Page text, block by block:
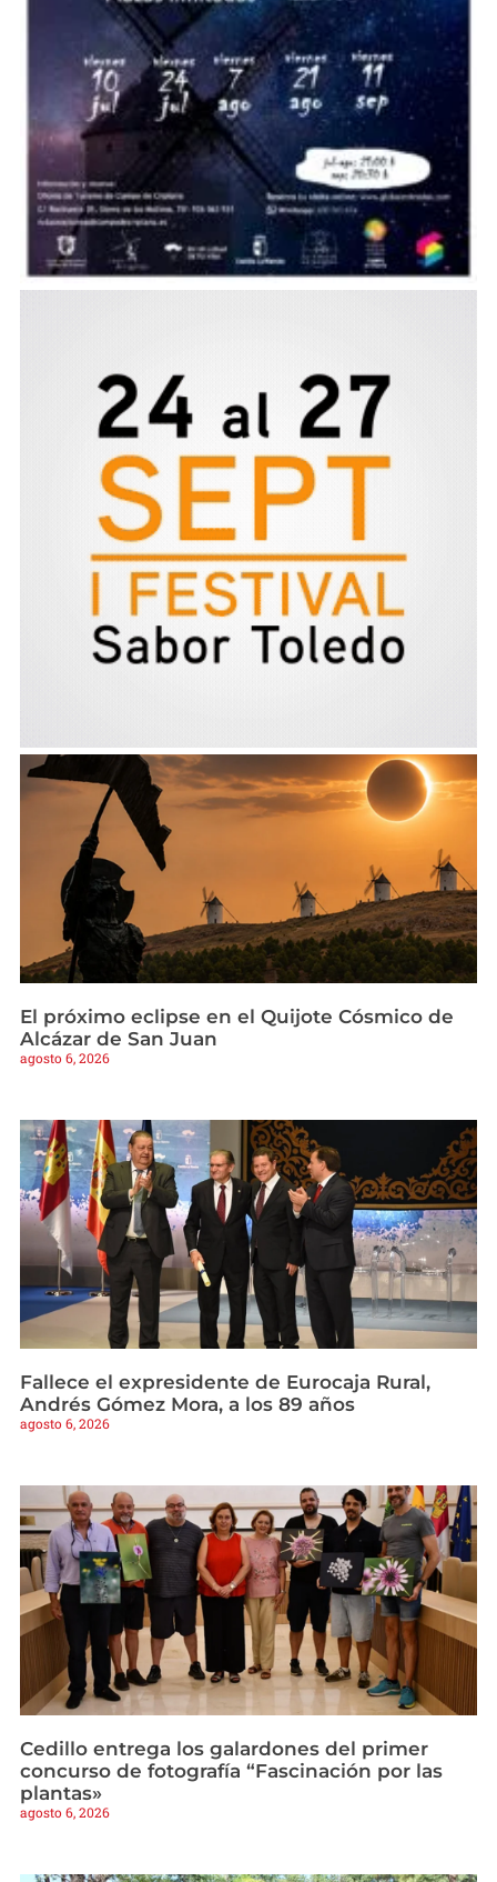
El próximo eclipse en el Quijote Cósmico de
Alcázar de San Juan
agosto 6, 2026
Fallece el expresidente de Eurocaja Rural,
Andrés Gómez Mora, a los 89 años
agosto 6, 2026
Cedillo entrega los galardones del primer
concurso de fotografía “Fascinación por las
plantas»
agosto 6, 2026